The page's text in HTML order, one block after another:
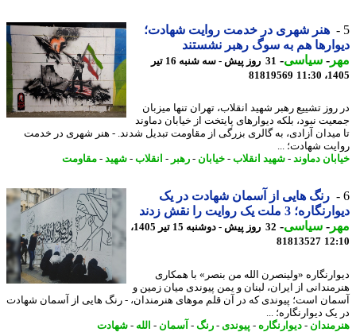
هنر شهری در خدمت روایت شهادت؛
هم به سوگ رهبر نشستند
-سیاسی-
31 روز پیش - سه شنبه 16 تیر
81819569
تشییع رهبر شهید انقلاب، تهران تنها میزبان
نبود، بلکه دیوارهای پایتخت از خیابان دماوند
آزادی، به گالری بزرگی از مقاومت تبدیل شدند. - هنر شهری در خدمت
شهادت؛ ...
دماوند-شهید انقلاب-خیابان-رهبر -انقلاب-شهید-مقاومت
رنگ هایی از آسمان شهادت در یک
3 ملت یک روایت را نقش زدند
-سیاسی-
32 روز پیش - دوشنبه 15 تیر 1405،
81813527
«ولینصرن الله من بنصر» با همکاری
از ایران، لبنان و یمن پیوندی میان زمین و
است؛ پیوندی که در آن قلم موهای هنرمندان، - رنگ هایی از آسمان شهادت
دیوارنگاره؛ ...
- دیوارنگاره-پیوندی-رنگ -آسمان-الله-شهادت